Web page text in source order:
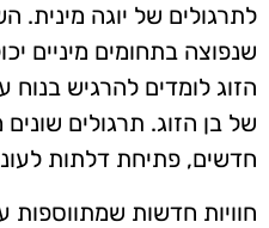
לתרגולים של יוגה מינית.
שנפוצה בתחומים מיניים
הזוג לומדים להרגיש
של בן הזוג. תרגולים
חדשים, פתיחת דלתות
חוויות חדשות שמתווספות